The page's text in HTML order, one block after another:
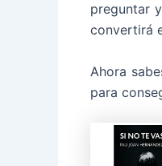
preguntar
convertirá
Ahora
para